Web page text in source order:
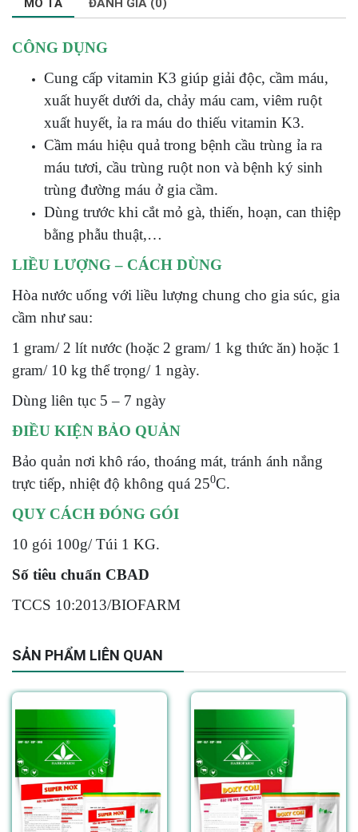
MÔ TẢ ĐÁNH GIÁ (0)
CÔNG DỤNG
Cung cấp vitamin K3 giúp giải độc, cầm máu,
xuất huyết dưới da, chảy máu cam, viêm ruột
xuất huyết, ỉa ra máu do thiếu vitamin K3.
Cầm máu hiệu quả trong bệnh cầu trùng ỉa ra
máu tươi, cầu trùng ruột non và bệnh ký sinh
trùng đường máu ở gia cầm.
Dùng trước khi cắt mỏ gà, thiến, hoạn, can thiệp
bằng phẫu thuật,…
LIỀU LƯỢNG – CÁCH DÙNG
Hòa nước uống với liều lượng chung cho gia súc, gia
cầm như sau:
1 gram/ 2 lít nước (hoặc 2 gram/ 1 kg thức ăn) hoặc 1
gram/ 10 kg thể trọng/ 1 ngày.
Dùng liên tục 5 – 7 ngày
ĐIỀU KIỆN BẢO QUẢN
Bảo quản nơi khô ráo, thoáng mát, tránh ánh nắng
trực tiếp, nhiệt độ không quá 250C.
QUY CÁCH ĐÓNG GÓI
10 gói 100g/ Túi 1 KG.
Số tiêu chuẩn CBAD
TCCS 10:2013/BIOFARM
SẢN PHẨM LIÊN QUAN